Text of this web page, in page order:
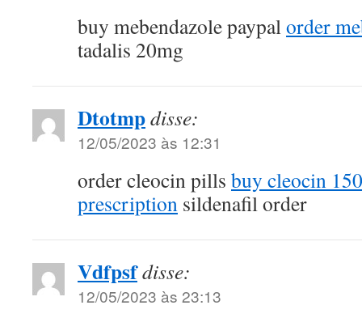
buy mebendazole paypalorder
tadalis 20mg
Dtotmpdisse:
12/05/2023 às 12:31
order cleocin pills buy cleocin
prescription sildenafil order
Vdfpsfdisse:
12/05/2023 às 23:13